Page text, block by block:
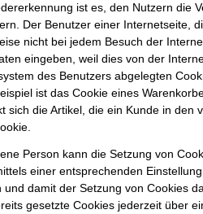
ist es, den Nutzern die
Der Benutzer einer Internetseite,
nicht bei jedem Besuch der
eingeben, weil dies von der
des Benutzers abgelegten
ist das Cookie eines
sich die Artikel, die ein Kunde in den
Person kann die Setzung von
einer entsprechenden
und damit der Setzung von Cookies
gesetzte Cookies jederzeit über